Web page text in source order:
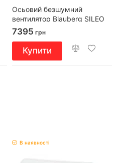
Осьовий безшумний
вентилятор Blauberg SILEO
150 Т
7395 грн
Купити
В наявності